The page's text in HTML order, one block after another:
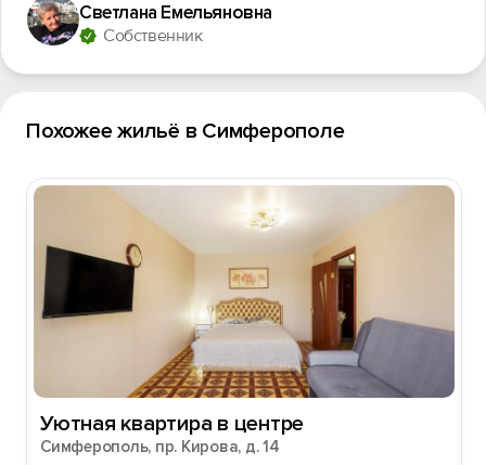
Светлана Емельяновна
Собственник
Похожее жильё в Симферополе
Уютная квартира в центре
Симферополь, пр. Кирова, д. 14